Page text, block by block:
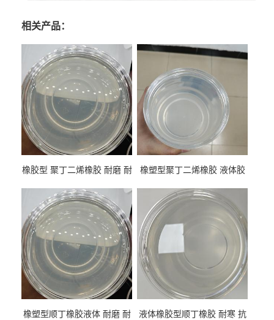
相关产品：
橡胶型 聚丁二烯橡胶 耐磨 耐
性
橡塑型聚丁二烯橡胶 液体胶
专用
橡塑型顺丁橡胶液体 耐磨 耐
液体橡胶型顺丁橡胶 耐寒 抗